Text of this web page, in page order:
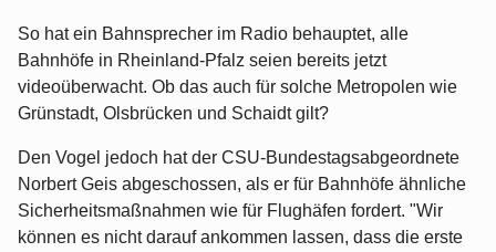
So hat ein Bahnsprecher im Radio behauptet, alle
Bahnhöfe in Rheinland-Pfalz seien bereits jetzt
videoüberwacht. Ob das auch für solche Metropolen wie
Grünstadt, Olsbrücken und Schaidt gilt?
Den Vogel jedoch hat der CSU-Bundestagsabgeordnete
Norbert Geis abgeschossen, als er für Bahnhöfe ähnliche
Sicherheitsmaßnahmen wie für Flughäfen fordert. "Wir
können es nicht darauf ankommen lassen, dass die erste